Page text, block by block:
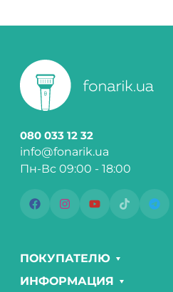
080 033 12 32
info@fonarik.ua
Пн-Вс 09:00 - 18:00
ПОКУПАТЕЛЮ
ИНФОРМАЦИЯ